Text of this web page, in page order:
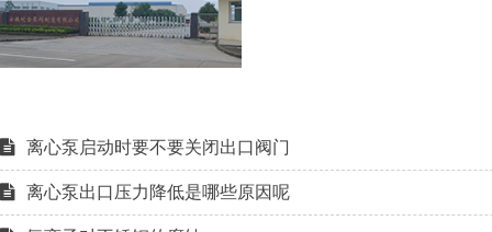
离心泵启动时要不要关闭出口阀门
离心泵出口压力降低是哪些原因呢